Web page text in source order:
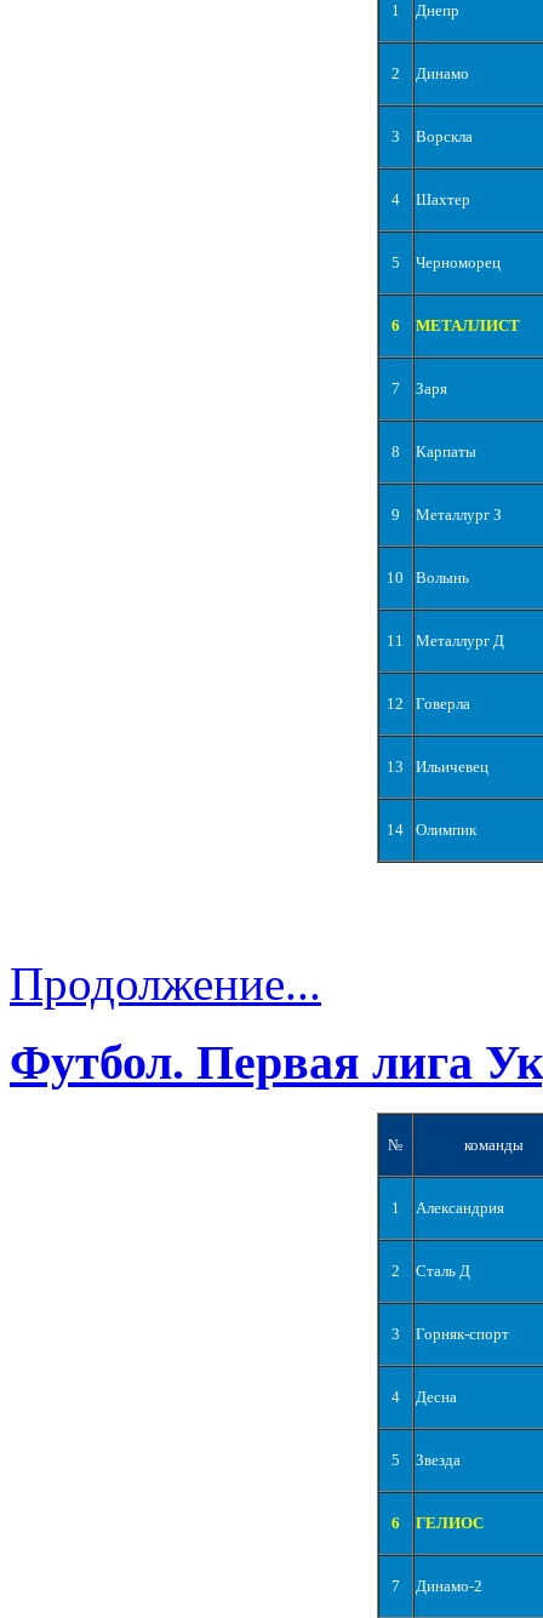
1 Днепр
2 Динамо
3 Ворскла
4 Шахтер
5 Черноморец
6 МЕТАЛЛИСТ
7 Заря
8 Карпаты
9 Металлург З
10 Волынь
11 Металлург Д
12 Говерла
13 Ильичевец
14 Олимпик
Продолжение...
Футбол. Первая лига
№ команды
1 Александрия
2 Сталь Д
3 Горняк-спорт
4 Десна
5 Звезда
6 ГЕЛИОС
7 Динамо-2